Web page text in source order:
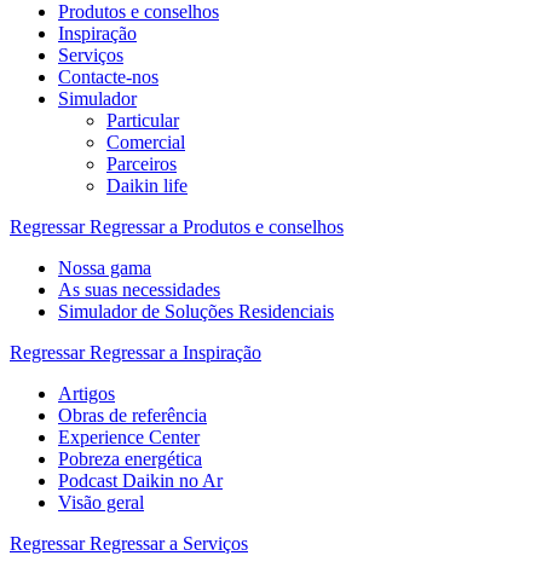
Produtos e conselhos
Inspiração
Serviços
Contacte-nos
Simulador
Particular
Comercial
Parceiros
Daikin life
Regressar Regressar a Produtos e conselhos
Nossa gama
As suas necessidades
Simulador de Soluções Residenciais
Regressar Regressar a Inspiração
Artigos
Obras de referência
Experience Center
Pobreza energética
Podcast Daikin no Ar
Visão geral
Regressar Regressar a Serviços